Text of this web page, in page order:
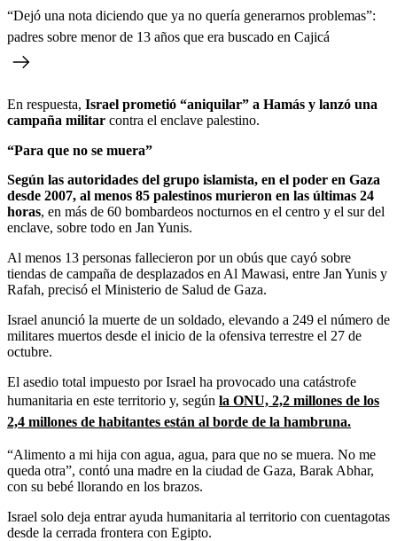
“Dejó una nota diciendo que ya no quería generarnos problemas”:
padres sobre menor de 13 años que era buscado en Cajicá
En respuesta, Israel prometió “aniquilar” a Hamás y lanzó una
campaña militar contra el enclave palestino.
“Para que no se muera”
Según las autoridades del grupo islamista, en el poder en Gaza
desde 2007, al menos 85 palestinos murieron en las últimas 24
horas, en más de 60 bombardeos nocturnos en el centro y el sur del
enclave, sobre todo en Jan Yunis.
Al menos 13 personas fallecieron por un obús que cayó sobre
tiendas de campaña de desplazados en Al Mawasi, entre Jan Yunis y
Rafah, precisó el Ministerio de Salud de Gaza.
Israel anunció la muerte de un soldado, elevando a 249 el número de
militares muertos desde el inicio de la ofensiva terrestre el 27 de
octubre.
El asedio total impuesto por Israel ha provocado una catástrofe
humanitaria en este territorio y, según la ONU, 2,2 millones de los
2,4 millones de habitantes están al borde de la hambruna.
“Alimento a mi hija con agua, agua, para que no se muera. No me
queda otra”, contó una madre en la ciudad de Gaza, Barak Abhar,
con su bebé llorando en los brazos.
Israel solo deja entrar ayuda humanitaria al territorio con cuentagotas
desde la cerrada frontera con Egipto.